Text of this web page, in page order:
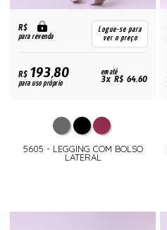
R$
para revenda
Logue-se para
ver o preço
R$193,80
para uso próprio
em até
3x R$ 64,60
5605 - LEGGING COM BOLSO
LATERAL